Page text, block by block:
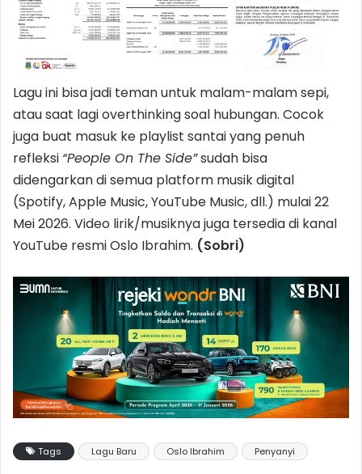
Lagu ini bisa jadi teman untuk malam-malam sepi,
atau saat lagi overthinking soal hubungan. Cocok
juga buat masuk ke playlist santai yang penuh
refleksi “People On The Side”sudah bisa
didengarkan di semua platform musik digital
(Spotify, Apple Music, YouTube Music, dll.) mulai 22
Mei 2026. Video lirik/musiknya juga tersedia di kanal
YouTube resmi Oslo Ibrahim. (Sobri)
Tags Lagu Baru Oslo Ibrahim Penyanyi